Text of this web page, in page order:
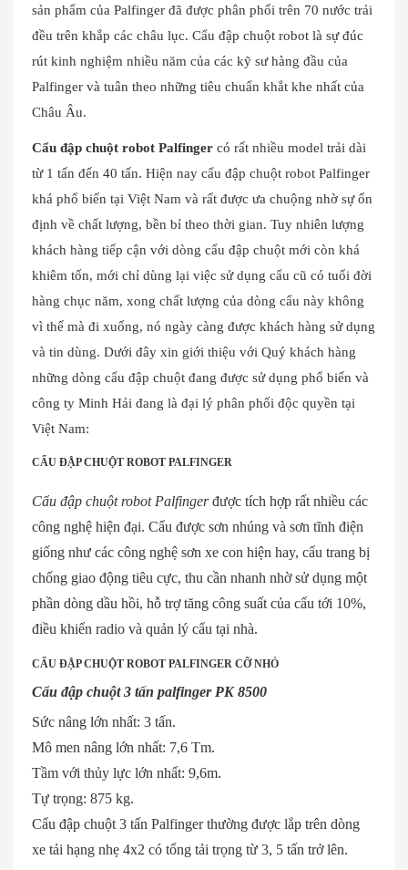
sản phẩm của Palfinger đã được phân phối trên 70 nước trải
đều trên khắp các châu lục. Cẩu đập chuột robot là sự đúc
rút kinh nghiệm nhiều năm của các kỹ sư hàng đầu của
Palfinger và tuân theo những tiêu chuẩn khắt khe nhất của
Châu Âu.
Cẩu đập chuột robot Palfinger có rất nhiều model trải dài
từ 1 tấn đến 40 tấn. Hiện nay cẩu đập chuột robot Palfinger
khá phổ biến tại Việt Nam và rất được ưa chuộng nhờ sự ổn
định về chất lượng, bền bỉ theo thời gian. Tuy nhiên lượng
khách hàng tiếp cận với dòng cẩu đập chuột mới còn khá
khiêm tốn, mới chỉ dùng lại việc sử dụng cẩu cũ có tuổi đời
hàng chục năm, xong chất lượng của dòng cẩu này không
vì thế mà đi xuống, nó ngày càng được khách hàng sử dụng
và tin dùng. Dưới đây xin giới thiệu với Quý khách hàng
những dòng cẩu đập chuột đang được sử dụng phổ biến và
công ty Minh Hải đang là đại lý phân phối độc quyền tại
Việt Nam:
CẨU ĐẬP CHUỘT ROBOT PALFINGER
Cẩu đập chuột robot Palfingerđược tích hợp rất nhiều các
công nghệ hiện đại. Cẩu được sơn nhúng và sơn tĩnh điện
giống như các công nghệ sơn xe con hiện hay, cẩu trang bị
chống giao động tiêu cực, thu cần nhanh nhờ sử dụng một
phần dòng dầu hồi, hỗ trợ tăng công suất của cẩu tới 10%,
điều khiển radio và quản lý cẩu tại nhà.
CẨU ĐẬP CHUỘT ROBOT PALFINGER CỠ NHỎ
Cẩu đập chuột 3 tấn palfinger PK 8500
Sức nâng lớn nhất: 3 tấn.
Mô men nâng lớn nhất: 7,6 Tm.
Tầm với thủy lực lớn nhất: 9,6m.
Tự trọng: 875 kg.
Cẩu đập chuột 3 tấn Palfinger thường được lắp trên dòng
xe tải hạng nhẹ 4x2 có tổng tải trọng từ 3, 5 tấn trở lên.